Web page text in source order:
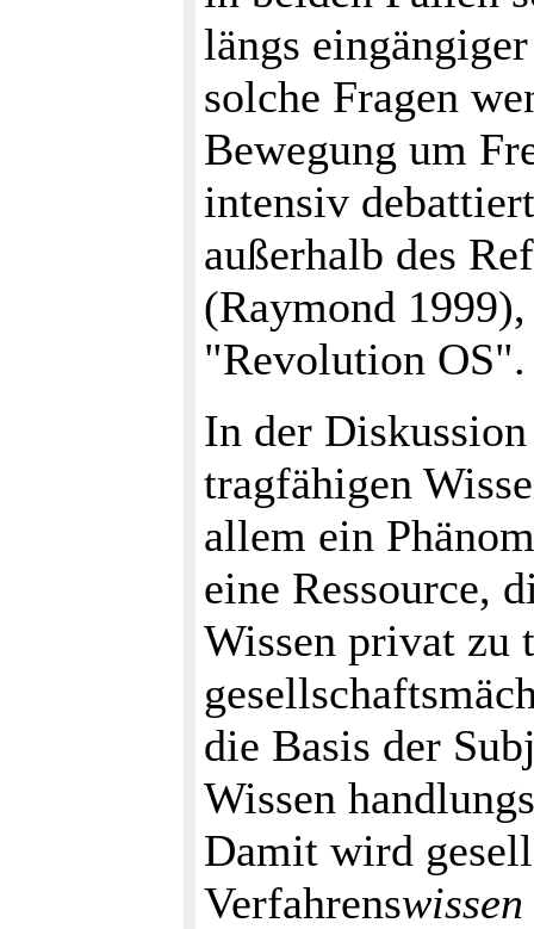
längs
solche Fragen
Bewegung um
intensiv
außerhalb des
(Raymond
"Revolution OS".
In der
tragfähigen
allem ein
eine Ressource,
Wissen privat zu
die Basis der
Wissen
Damit wird
Verfahrenswissen